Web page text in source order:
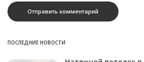
ПОСЛЕДНИЕ НОВОСТИ